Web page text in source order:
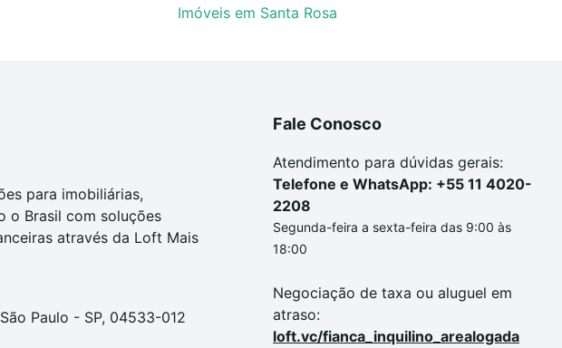
Imóveis em Santa Rosa
para imobiliárias,
o Brasil com soluções
através da Loft Mais
Paulo - SP, 04533-012
Fale Conosco
Atendimento para dúvidas gerais:
Telefone e WhatsApp: +55 11 4020-
2208
Segunda-feira a sexta-feira das 9:00 às
18:00
Negociação de taxa ou aluguel em
atraso:
loft.vc/fianca_inquilino_arealogada